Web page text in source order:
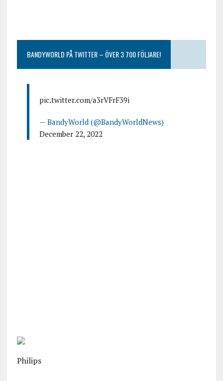
BANDYWORLD PÅ TWITTER – ÖVER 3 700 FÖLJARE!
pic.twitter.com/a3rVFrF39i
— BandyWorld (@BandyWorldNews)
December 22, 2022
Philips